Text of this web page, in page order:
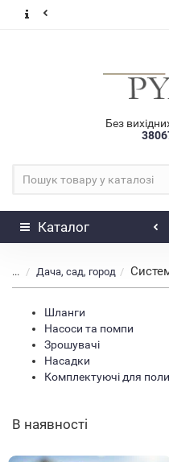
Без
Каталог
... Дача, сад, город
Шланги
Насоси та помпи
Зрошувачі
Насадки
Комплектуючі для
В наявності